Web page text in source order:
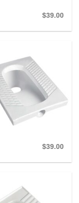
$39.00
$39.00